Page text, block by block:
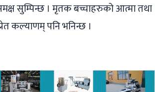
सुम्पिन्छ । मृतक बच्चाहरुको आत्मा तथा
कल्याणम् पनि भनिन्छ ।